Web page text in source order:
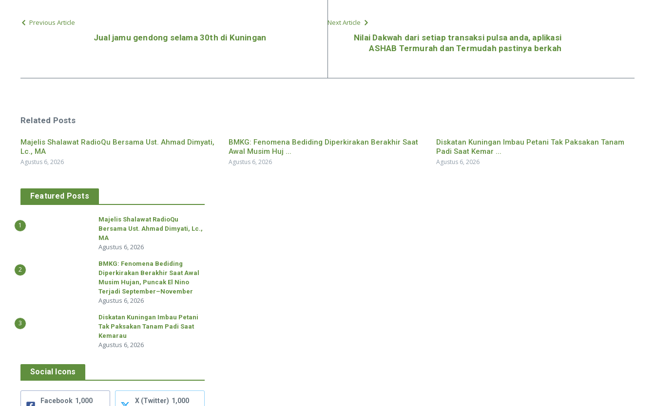
Previous Article
Jual jamu gendong selama 30th di Kuningan
Next Article
Nilai Dakwah dari setiap transaksi pulsa anda, aplikasi
ASHAB Termurah dan Termudah pastinya berkah
Related Posts
Majelis Shalawat RadioQu Bersama Ust. Ahmad Dimyati,
Lc., MA
Agustus 6, 2026
BMKG: Fenomena Bediding Diperkirakan Berakhir Saat
Awal Musim Huj ...
Agustus 6, 2026
Diskatan Kuningan Imbau Petani Tak Paksakan Tanam
Padi Saat Kemar ...
Agustus 6, 2026
Featured Posts
1
Majelis Shalawat RadioQu
Bersama Ust. Ahmad Dimyati, Lc.,
MA
Agustus 6, 2026
2
BMKG: Fenomena Bediding
Diperkirakan Berakhir Saat Awal
Musim Hujan, Puncak El Nino
Terjadi September–November
Agustus 6, 2026
3
Diskatan Kuningan Imbau Petani
Tak Paksakan Tanam Padi Saat
Kemarau
Agustus 6, 2026
Social Icons
Facebook 1,000 X (Twitter) 1,000